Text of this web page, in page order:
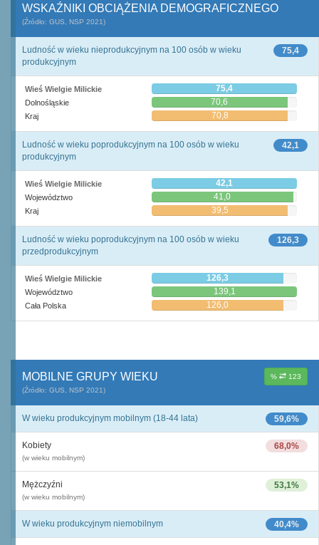
WSKAŹNIKI OBCIĄŻENIA DEMOGRAFICZNEGO
(Źródło: GUS, NSP 2021)
75,4
Ludność w wieku nieprodukcyjnym na 100 osób w wieku
produkcyjnym
Wieś Wielgie Milickie 75,4
Dolnośląskie 70,6
Kraj 70,8
42,1
Ludność w wieku poprodukcyjnym na 100 osób w wieku
produkcyjnym
Wieś Wielgie Milickie 42,1
Województwo 41,0
Kraj 39,5
126,3
Ludność w wieku poprodukcyjnym na 100 osób w wieku
przedprodukcyjnym
Wieś Wielgie Milickie 126,3
Województwo 139,1
Cała Polska 126,0
% 123
MOBILNE GRUPY WIEKU
(Źródło: GUS, NSP 2021)
59,6%
W wieku produkcyjnym mobilnym (18-44 lata)
68,0%
Kobiety
(w wieku mobilnym)
53,1%
Mężczyźni
(w wieku mobilnym)
40,4%
W wieku produkcyjnym niemobilnym